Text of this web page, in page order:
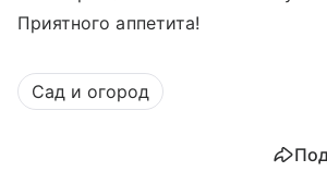
Приятного аппетита!
Сад и огород